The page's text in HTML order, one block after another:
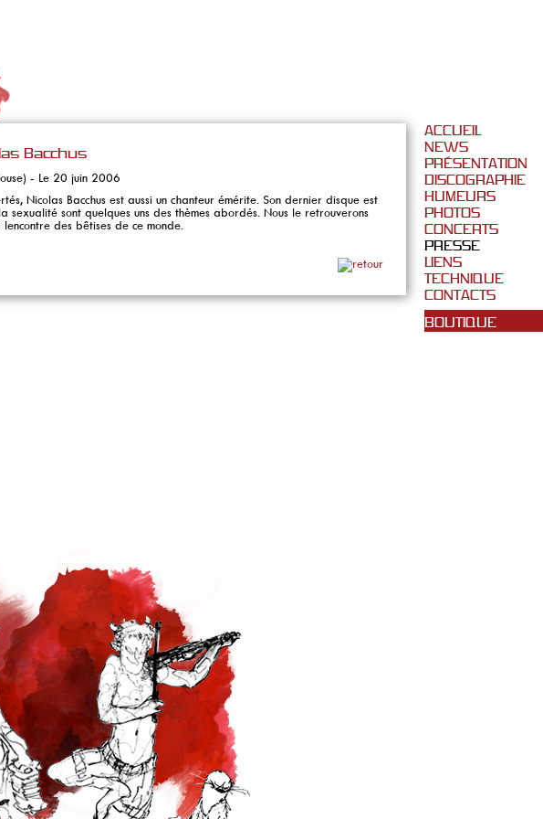
ACCUEIL
NEWS
PRÉSENTATION
DISCOGRAPHIE
HUMEURS
PHOTOS
CONCERTS
PRESSE
LIENS
TECHNIQUE
CONTACTS
BOUTIQUE
Bacchus
- Le 20 juin 2006
Nicolas Bacchus est aussi un chanteur émérite. Son dernier disque est
sont quelques uns des thèmes abordés. Nous le retrouverons
des bêtises de ce monde.